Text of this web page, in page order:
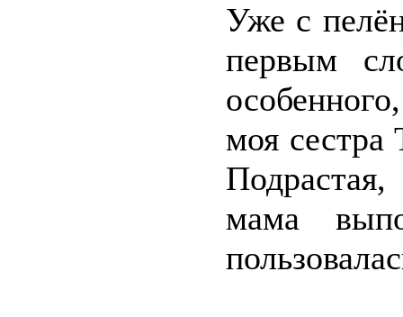
Уже с
первым
моя сестра
мама